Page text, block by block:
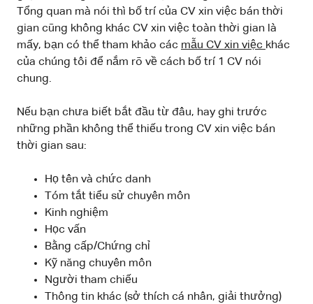
Tổng quan mà nói thì bố trí của CV xin việc bán thời
gian cũng không khác CV xin việc toàn thời gian là
mấy, bạn có thể tham khảo các mẫu CV xin việc khác
của chúng tôi để nắm rõ về cách bố trí 1 CV nói
chung.
Nếu bạn chưa biết bắt đầu từ đâu, hay ghi trước
những phần không thể thiếu trong CV xin việc bán
thời gian sau:
Họ tên và chức danh
Tóm tắt tiểu sử chuyên môn
Kinh nghiệm
Học vấn
Bằng cấp/Chứng chỉ
Kỹ năng chuyên môn
Người tham chiếu
Thông tin khác (sở thích cá nhân, giải thưởng)